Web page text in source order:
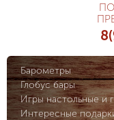
Барометры
Глобус бары
Игры настольные и
Интересные